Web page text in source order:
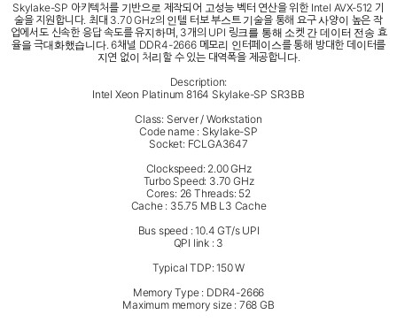
Skylake-SP 아키텍처를 기반으로 제작되어 고성능 벡터 연산을 위한 Intel AVX-512 기
술을 지원합니다. 최대 3.70 GHz의 인텔 터보 부스트 기술을 통해 요구 사양이 높은 작
업에서도 신속한 응답 속도를 유지하며, 3개의 UPI 링크를 통해 소켓 간 데이터 전송 효
율을 극대화했습니다. 6채널 DDR4-2666 메모리 인터페이스를 통해 방대한 데이터를
지연 없이 처리할 수 있는 대역폭을 제공합니다.
Description:
Intel Xeon Platinum 8164 Skylake-SP SR3BB
Class: Server / Workstation
Code name : Skylake-SP
Socket: FCLGA3647
Clockspeed: 2.00 GHz
Turbo Speed: 3.70 GHz
Cores: 26 Threads: 52
Cache : 35.75 MB L3 Cache
Bus speed : 10.4 GT/s UPI
QPI link : 3
Typical TDP: 150 W
Memory Type : DDR4-2666
Maximum memory size : 768 GB